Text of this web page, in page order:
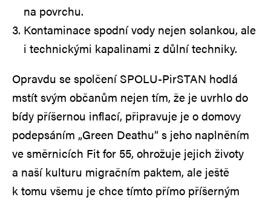
na povrchu.
Kontaminace spodní vody nejen solankou, ale
i technickými kapalinami z důlní techniky.
Opravdu se spolčení SPOLU-PirSTAN hodlá
mstít svým občanům nejen tím, že je uvrhlo do
bídy příšernou inflací, připravuje je o domovy
podepsáním „Green Deathu“ s jeho naplněním
ve směrnicích Fit for 55, ohrožuje jejich životy
a naší kulturu migračním paktem, ale ještě
k tomu všemu je chce tímto přímo příšerným